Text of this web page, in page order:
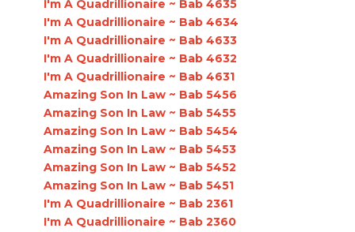
I'm A Quadrillionaire ~ Bab 4635
I'm A Quadrillionaire ~ Bab 4634
I'm A Quadrillionaire ~ Bab 4633
I'm A Quadrillionaire ~ Bab 4632
I'm A Quadrillionaire ~ Bab 4631
Amazing Son In Law ~ Bab 5456
Amazing Son In Law ~ Bab 5455
Amazing Son In Law ~ Bab 5454
Amazing Son In Law ~ Bab 5453
Amazing Son In Law ~ Bab 5452
Amazing Son In Law ~ Bab 5451
I'm A Quadrillionaire ~ Bab 2361
I'm A Quadrillionaire ~ Bab 2360